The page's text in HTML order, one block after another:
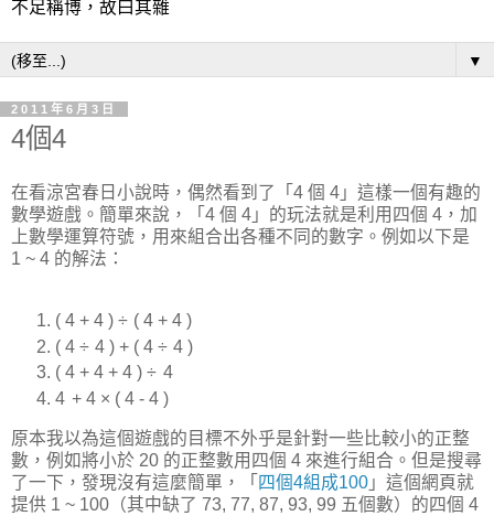
不足稱博，故曰其雜
▼
2011年6月3日
4個4
在看涼宮春日小說時，偶然看到了「4 個 4」這樣一個有趣的
數學遊戲。簡單來說，「4 個 4」的玩法就是利用四個 4，加
上數學運算符號，用來組合出各種不同的數字。例如以下是
1 ~ 4 的解法：
( 4 + 4 ) ÷ ( 4 + 4 )
( 4 ÷ 4 ) + ( 4 ÷ 4 )
( 4 + 4 + 4 ) ÷ 4
4 + 4 × ( 4 - 4 )
原本我以為這個遊戲的目標不外乎是針對一些比較小的正整
數，例如將小於 20 的正整數用四個 4 來進行組合。但是搜尋
了一下，發現沒有這麼簡單，「 四個4組成100 」這個網頁就
提供 1 ~ 100（其中缺了 73, 77, 87, 93, 99 五個數）的四個 4